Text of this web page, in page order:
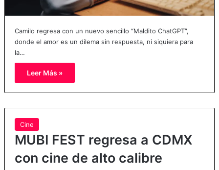
Camilo regresa con un nuevo sencillo “Maldito ChatGPT”,
donde el amor es un dilema sin respuesta, ni siquiera para
la…
Leer Más »
Cine
MUBI FEST regresa a CDMX
con cine de alto calibre